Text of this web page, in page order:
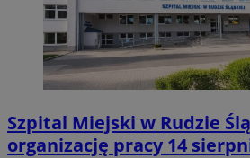
Szpital Miejski w Rudzie
organizację pracy 14